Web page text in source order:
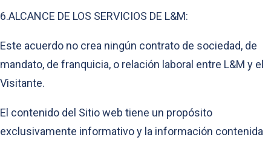
6.ALCANCE DE LOS SERVICIOS DE L&M:
Este acuerdo no crea ningún contrato de sociedad, de
mandato, de franquicia, o relación laboral entre L&M y el
Visitante.
El contenido del Sitio web tiene un propósito
exclusivamente informativo y la información contenida